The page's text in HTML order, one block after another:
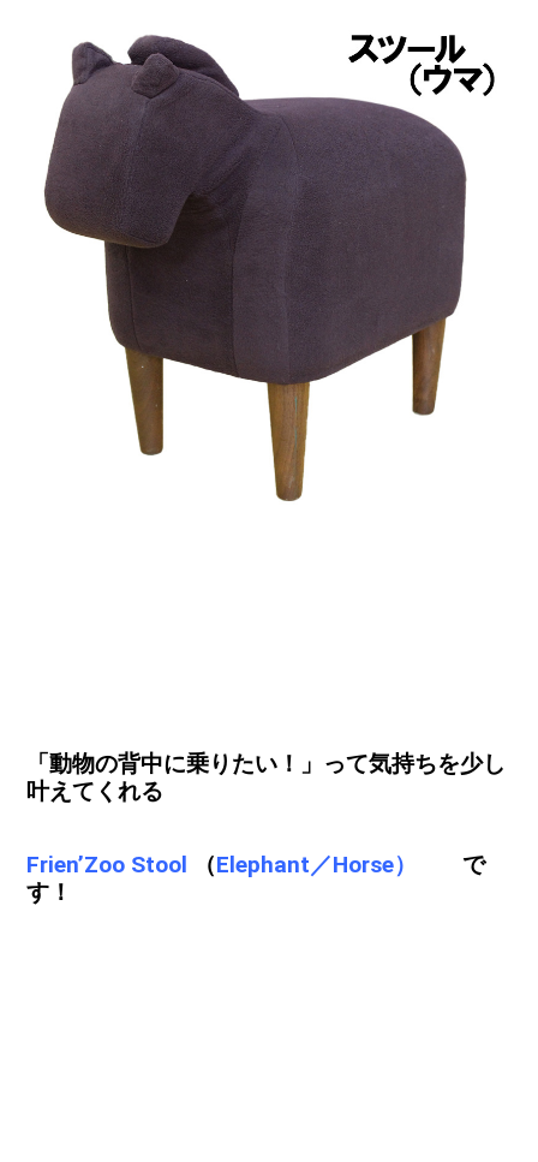
「動物の背中に乗りたい！」って気持ちを少し
叶えてくれる
Frien’Zoo Stool （Elephant／Horse）
で
す！